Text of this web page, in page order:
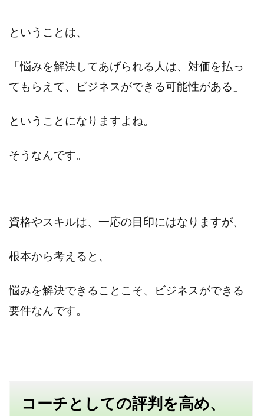
ということは、
「悩みを解決してあげられる人は、対価を払っ
てもらえて、ビジネスができる可能性がある」
ということになりますよね。
そうなんです。
資格やスキルは、一応の目印にはなりますが、
根本から考えると、
悩みを解決できることこそ、ビジネスができる
要件なんです。
コーチとしての評判を高め、